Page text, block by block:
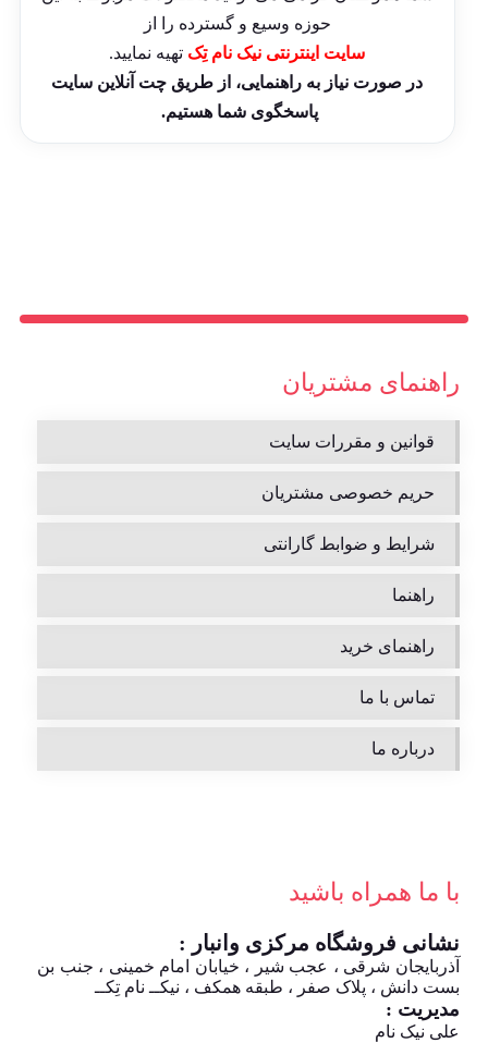
حوزه وسیع و گسترده را از
سایت اینترنتی نیک نام تِک تهیه نمایید.
در صورت نیاز به راهنمایی، از طریق چت آنلاین سایت
پاسخگوی شما هستیم.
راهنمای مشتریان
قوانین و مقررات سایت
حریم خصوصی مشتریان
شرایط و ضوابط گارانتی
راهنما
راهنمای خرید
تماس با ما
درباره ما
با ما همراه باشید
نشانی فروشگاه مرکزی وانبار :
آذربایجان شرقی ، عجب شیر ، خیابان امام خمینی ، جنب بن
بست دانش ، پلاک صفر ، طبقه همکف ، نیکــ نام تِکــ
مدیریت :
علی نیک نام